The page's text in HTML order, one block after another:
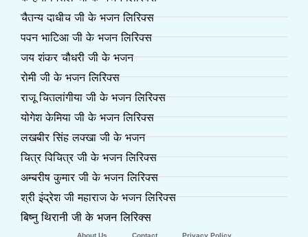
चैतन्य दाधीच जी के भजन लिरिक्स
पवन भाटिआ जी के भजन लिरिक्स
जय शंकर चौधरी जी के भजन
रोमी जी के भजन लिरिक्स
राजू चितलांगीया जी के भजन लिरिक्स
योगेश केमिया जी के भजन लिरिक्स
लखबीर सिंह लक्खा जी के भजन
चित्र विचित्र जी के भजन लिरिक्स
अम्बरीष कुमार जी के भजन लिरिक्स
श्री इंद्रेश जी महाराज के भजन लिरिक्स
बिष्नु थिरानी जी के भजन लिरिक्स
About Us Contact Privacy Policy